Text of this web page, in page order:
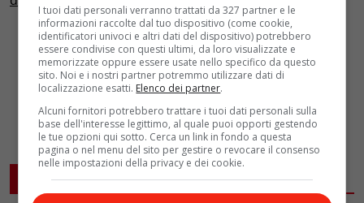
ARTICOLI CORRELATI
I tuoi dati personali verranno trattati da 327 partner e le
informazioni raccolte dal tuo dispositivo (come cookie,
identificatori univoci e altri dati del dispositivo) potrebbero
essere condivise con questi ultimi, da loro visualizzate e
memorizzate oppure essere usate nello specifico da questo
sito. Noi e i nostri partner potremmo utilizzare dati di
localizzazione esatti. Elenco dei partner.
Alcuni fornitori potrebbero trattare i tuoi dati personali sulla
base dell'interesse legittimo, al quale puoi opporti gestendo
le tue opzioni qui sotto. Cerca un link in fondo a questa
pagina o nel menu del sito per gestire o revocare il consenso
nelle impostazioni della privacy e dei cookie.